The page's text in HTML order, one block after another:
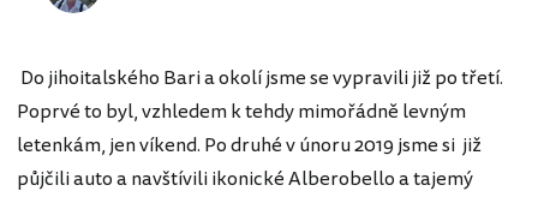
Do jihoitalského Bari a okolí jsme se vypravili již po třetí.
Poprvé to byl, vzhledem k tehdy mimořádně levným
letenkám, jen víkend. Po druhé v únoru 2019 jsme si již
půjčili auto a navštívili ikonické Alberobello a tajemý